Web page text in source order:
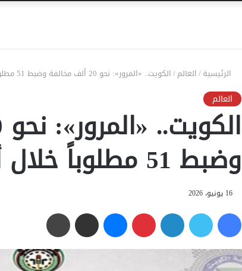
الرئيسية/العالم/الكويت.. «المرور»: نحو 20 ألف مخالفة وضبط 51 مطلوباً خلال أسبوع
العالم
وضبط 51 مطلوباً خلال أسبوع
16 يونيو، 2026
فيسبوك تويتر لينكدإن بينتيريست ماسنجر مشاركة عبر البريد